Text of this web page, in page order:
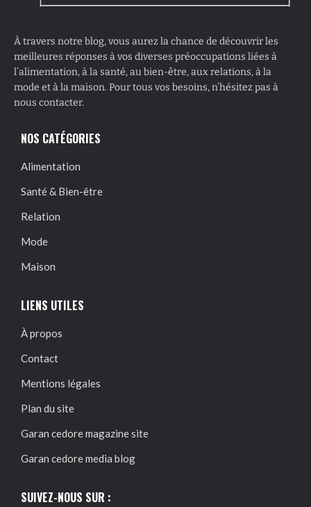
À travers notre blog, vous aurez la chance de découvrir les
meilleures réponses à vos diverses préoccupations liées à
l’alimentation, à la santé, au bien-être, aux relations, à la
mode et à la maison. Pour tous vos besoins, n’hésitez pas à
nous contacter.
NOS CATÉGORIES
Alimentation
Santé & Bien-être
Relation
Mode
Maison
LIENS UTILES
À propos
Contact
Mentions légales
Plan du site
Garan cedore magazine site
Garan cedore media blog
SUIVEZ-NOUS SUR :